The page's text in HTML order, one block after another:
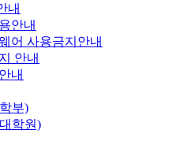
내
안내
어 사용금지안내
안내
내
부)
학원)